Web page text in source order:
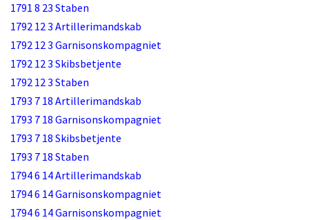
1791 8 23 Staben
1792 12 3 Artillerimandskab
1792 12 3 Garnisonskompagniet
1792 12 3 Skibsbetjente
1792 12 3 Staben
1793 7 18 Artillerimandskab
1793 7 18 Garnisonskompagniet
1793 7 18 Skibsbetjente
1793 7 18 Staben
1794 6 14 Artillerimandskab
1794 6 14 Garnisonskompagniet
1794 6 14 Garnisonskompagniet